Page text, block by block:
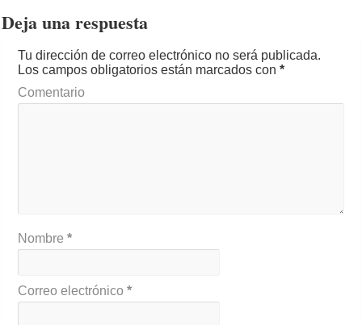
Deja una respuesta
Tu dirección de correo electrónico no será publicada.
Los campos obligatorios están marcados con*
Comentario
Nombre*
Correo electrónico*